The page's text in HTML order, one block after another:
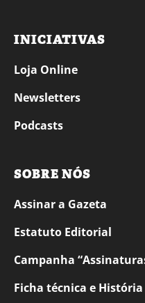
INICIATIVAS
Loja Online
Newsletters
Podcasts
SOBRE NÓS
Assinar a Gazeta
Estatuto Editorial
Campanha
Ficha técnica e História